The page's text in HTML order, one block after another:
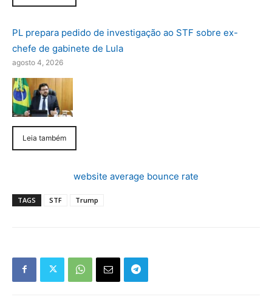
PL prepara pedido de investigação ao STF sobre ex-
chefe de gabinete de Lula
agosto 4, 2026
Leia também
website average bounce rate
TAGS STF Trump